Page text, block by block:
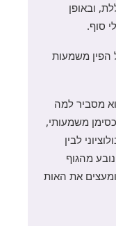
ובאופן
סוף.
הפין משמעות
מסביר למה
משמעותי,
לבין
מהגוף
את האות